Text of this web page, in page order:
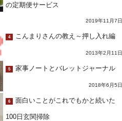
の定期便サービス
2019年11月7日
4 こんまりさんの教え～押し入れ編
2013年2月11日
5 家事ノートとバレットジャーナル
2018年6月5日
6 面白いことがこれでもかと続いた
100日玄関掃除